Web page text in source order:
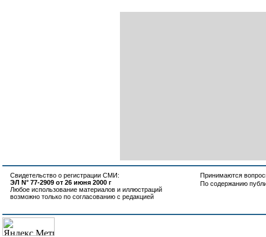
Свидетельство о регистрации СМИ:
ЭЛ N° 77-2909 от 26 июня 2000 г
Любое использование материалов и иллюстраций
возможно только по согласованию с редакцией
Принимаются
По содержанию